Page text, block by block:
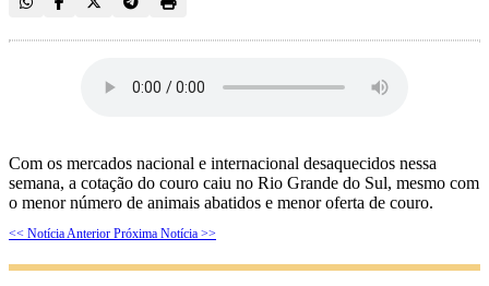
Com os mercados nacional e internacional desaquecidos nessa
semana, a cotação do couro caiu no Rio Grande do Sul, mesmo com
o menor número de animais abatidos e menor oferta de couro.
<< Notícia Anterior Próxima Notícia >>